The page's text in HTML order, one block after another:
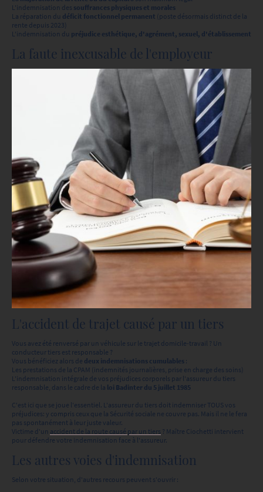
L'indemnisation des souffrances physiques et morales
La réparation du déficit fonctionnel permanent (poste désormais distinct de la
rente depuis 2023)
L'indemnisation du préjudice esthétique, d'agrément, sexuel, d'établissement
La faute inexcusable de l'employeur
L'accident de trajet causé par un tiers
Vous avez été renversé par un véhicule sur le trajet domicile-travail ? Un
conducteur tiers est responsable ?
Vous bénéficiez alors de deux indemnisations cumulables :
Les prestations de la CPAM (indemnités journalières, prise en charge des soins)
L'indemnisation intégrale de vos préjudices corporels par l'assureur du tiers
responsable, dans le cadre de la loi Badinter du 5 juillet 1985
C'est ici que se joue l'essentiel. L'assureur du tiers doit indemniser TOUS vos
préjudices: y compris ceux que la Sécurité sociale ne couvre pas. Mais il ne le fera
pas spontanément à leur juste valeur.
Victime d'un accident de la route causé par un tiers ? Maître Ciochetti intervient
pour défendre votre indemnisation face à l'assureur.
Les autres voies d'indemnisation
Selon votre situation, d'autres recours peuvent s'ouvrir :